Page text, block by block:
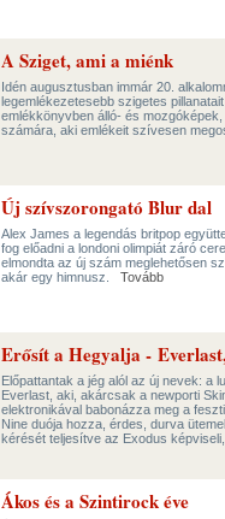
A Sziget, ami a miénk
Idén augusztusban immár 20.
legemlékezetesebb szigetes
emlékkönyvben álló- és
számára, aki emlékeit szívesen
Új szívszorongató Blur dal
Alex James a legendás britpop
fog előadni a londoni olimpiát záró
elmondta az új szám meglehetősen
akár egy himnusz. Tovább
Erősít a Hegyalja -
Előpattantak a jég alól az új nevek: a
Everlast, aki, akárcsak a newporti
elektronikával babonázza meg a
Nine duója hozza, érdes, durva
kérését teljesítve az Exodus
Ákos és a Szintirock éve